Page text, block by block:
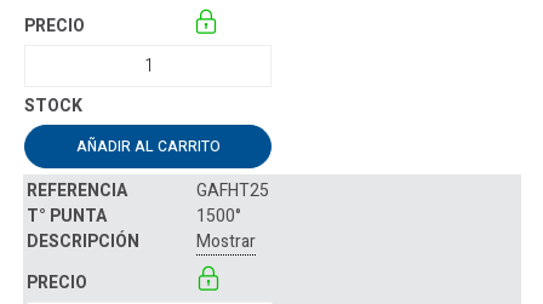
AÑADIR AL CARRITO
GAFHT25
1500°
Mostrar